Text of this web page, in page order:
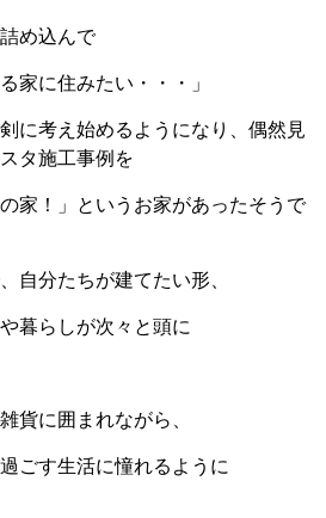
め込んで
家に住みたい・・・」
に考え始めるようになり、偶然見
タ施工事例を
家！」というお家があったそうで
自分たちが建てたい形、
暮らしが次々と頭に
貨に囲まれながら、
ごす生活に憧れるように